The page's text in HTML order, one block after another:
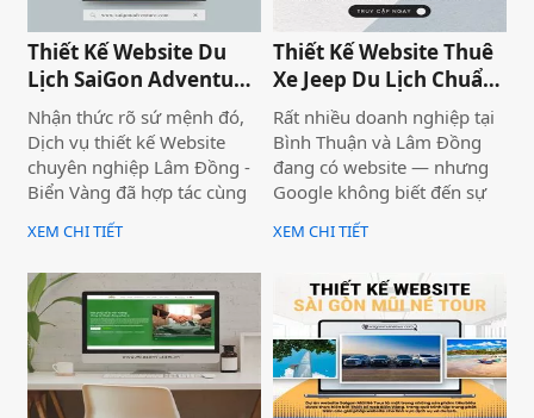
Thiết Kế Website Du
Lịch SaiGon Adventure
- Top tour Saigon
Nhận thức rõ sứ mệnh đó,
Dịch vụ thiết kế Website
chuyên nghiệp Lâm Đồng -
Biển Vàng đã hợp tác cùng
thương hiệu SaiGon
Adventure để triển khai dự
cao cấp tại địa chỉ
saigonadventure.com. Dự
án không chỉ giúp SaiGon
Adventure khẳng định vị
thế dẫn đầu trong mảng
XEM CHI TIẾT
Thiết Kế Website Thuê
Xe Jeep Du Lịch Chuẩn
SEO 2026 | JoyJeep
Rất nhiều doanh nghiệp tại
Bình Thuận và Lâm Đồng
đang có website — nhưng
Google không biết đến sự
tồn tại của họ. Không có
khách từ tìm kiếm tự nhiên,
dung đều trở nên vô nghĩa.
Vấn đề không nằm ở nội
dung hay thiếu ngân sách
quảng cáo — mà nằm ngay
ở nền tảng: website chưa
XEM CHI TIẾT